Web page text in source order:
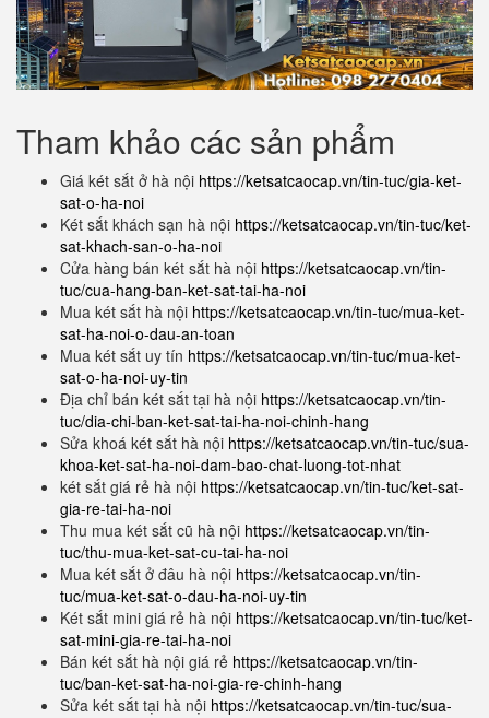
Tham khảo các sản phẩm
Giá két sắt ở hà nội https://ketsatcaocap.vn/tin-tuc/gia-ket-
sat-o-ha-noi
Két sắt khách sạn hà nội https://ketsatcaocap.vn/tin-tuc/ket-
sat-khach-san-o-ha-noi
Cửa hàng bán két sắt hà nội https://ketsatcaocap.vn/tin-
tuc/cua-hang-ban-ket-sat-tai-ha-noi
Mua két sắt hà nội https://ketsatcaocap.vn/tin-tuc/mua-ket-
sat-ha-noi-o-dau-an-toan
Mua két sắt uy tín https://ketsatcaocap.vn/tin-tuc/mua-ket-
sat-o-ha-noi-uy-tin
Địa chỉ bán két sắt tại hà nội https://ketsatcaocap.vn/tin-
tuc/dia-chi-ban-ket-sat-tai-ha-noi-chinh-hang
Sửa khoá két sắt hà nội https://ketsatcaocap.vn/tin-tuc/sua-
khoa-ket-sat-ha-noi-dam-bao-chat-luong-tot-nhat
két sắt giá rẻ hà nội https://ketsatcaocap.vn/tin-tuc/ket-sat-
gia-re-tai-ha-noi
Thu mua két sắt cũ hà nội https://ketsatcaocap.vn/tin-
tuc/thu-mua-ket-sat-cu-tai-ha-noi
Mua két sắt ở đâu hà nội https://ketsatcaocap.vn/tin-
tuc/mua-ket-sat-o-dau-ha-noi-uy-tin
Két sắt mini giá rẻ hà nội https://ketsatcaocap.vn/tin-tuc/ket-
sat-mini-gia-re-tai-ha-noi
Bán két sắt hà nội giá rẻ https://ketsatcaocap.vn/tin-
tuc/ban-ket-sat-ha-noi-gia-re-chinh-hang
Sửa két sắt tại hà nội https://ketsatcaocap.vn/tin-tuc/sua-